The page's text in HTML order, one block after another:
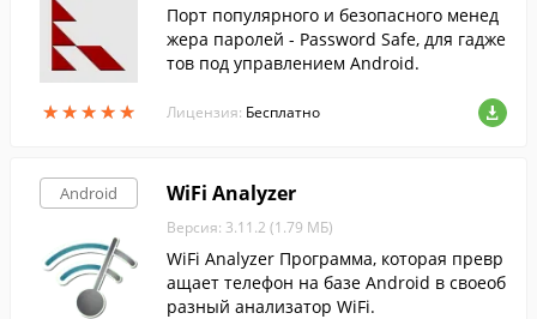
★★★★★
★★★★★
Порт популярного и безопасного менед
жера паролей - Password Safe, для гадже
тов под управлением Android.
Лицензия: Бесплатно
Android WiFi Analyzer
Версия: 3.11.2 (1.79 МБ)
WiFi Analyzer Программа, которая превр
ащает телефон на базе Android в своеоб
разный анализатор WiFi.